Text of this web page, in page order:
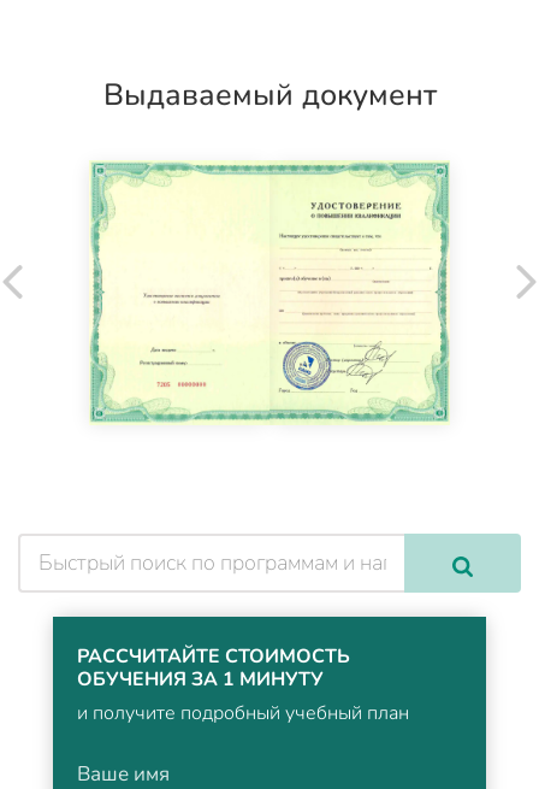
Выдаваемый документ
РАССЧИТАЙТЕ СТОИМОСТЬ
ОБУЧЕНИЯ ЗА 1 МИНУТУ
и получите подробный учебный план
Ваше имя